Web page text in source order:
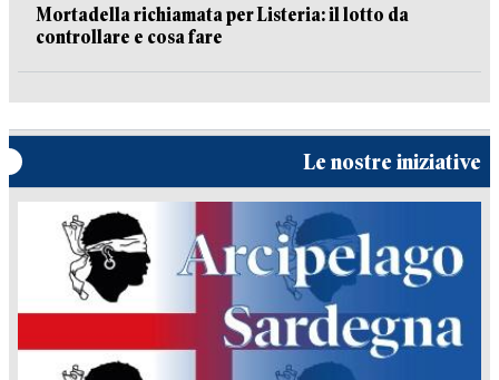
Mortadella richiamata per Listeria: il lotto da
controllare e cosa fare
Le nostre iniziative